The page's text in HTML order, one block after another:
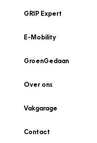
GRIP Expert
E-Mobility
GroenGedaan
Over ons
Vakgarage
Contact